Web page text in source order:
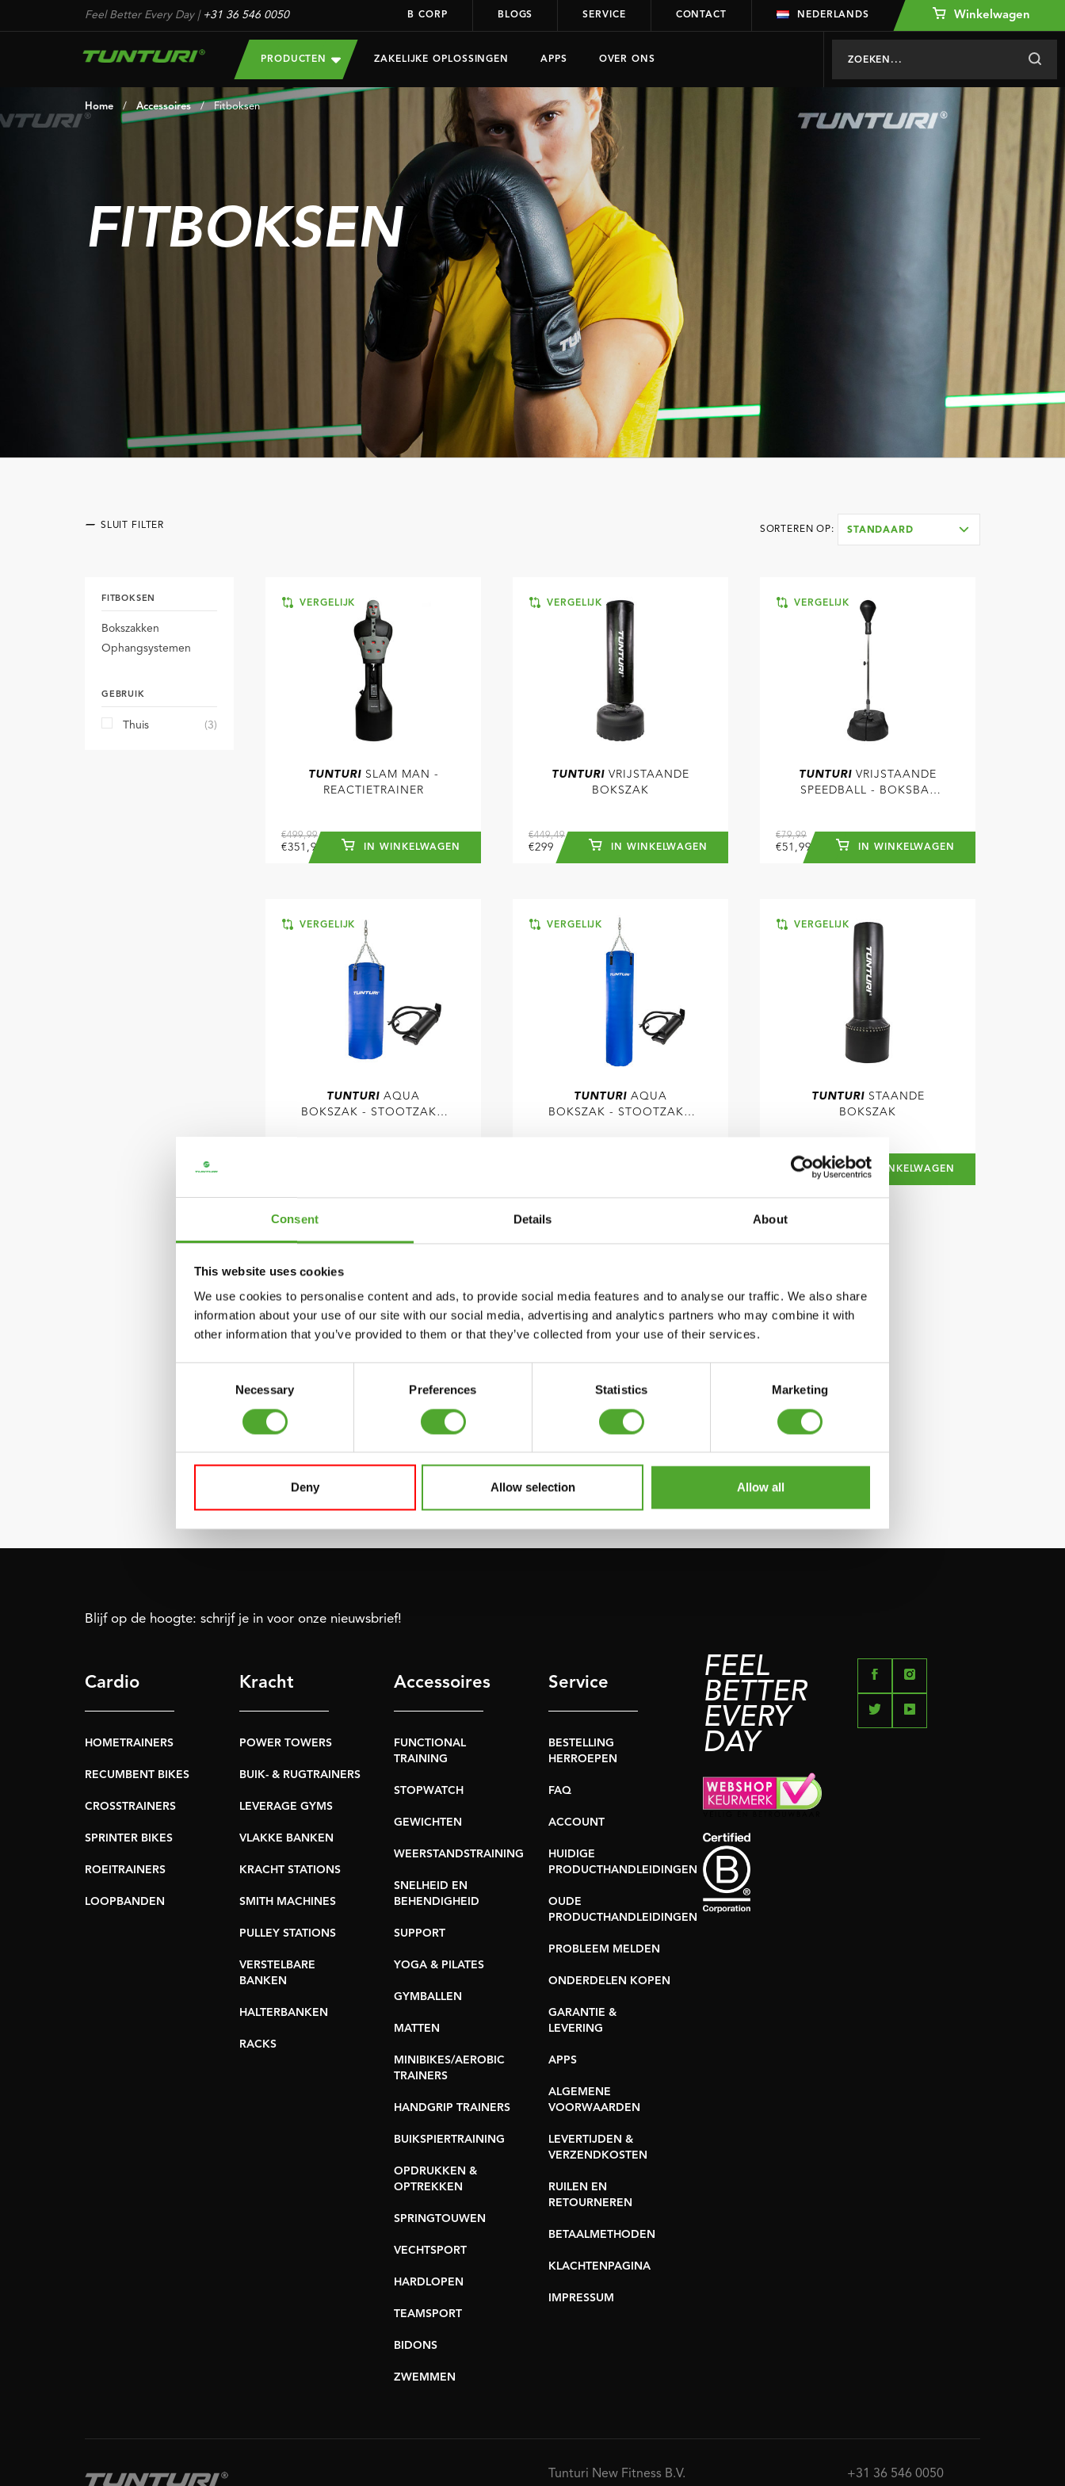
Consent Details About
This website uses cookies
We use cookies to personalise content and ads, to provide social media features and to analyse our traffic. We also share
information about your use of our site with our social media, advertising and analytics partners who may combine it with
other information that you’ve provided to them or that they’ve collected from your use of their services.
Necessary Preferences Statistics Marketing
Deny Allow selection Allow all
Feel Better Every Day| +31 36 546 0050 B CORP BLOGS SERVICE CONTACT NEDERLANDS Winkelwagen
PRODUCTEN ZAKELIJKE OPLOSSINGEN APPS OVER ONS
Home / Accessoires / Fitboksen
FITBOKSEN
SLUIT FILTER SORTEREN OP: STANDAARD
FITBOKSEN
Bokszakken
Ophangsystemen
GEBRUIK
Thuis (3)
VERGELIJK
TUNTURISLAM MAN -
REACTIETRAINER
€499,99
€351,99 IN WINKELWAGEN
VERGELIJK
TUNTURI VRIJSTAANDE
BOKSZAK
€449,49
€299 IN WINKELWAGEN
VERGELIJK
TUNTURI VRIJSTAANDE
SPEEDBALL - BOKSBAL
€79,99
€51,99 IN WINKELWAGEN
VERGELIJK
TUNTURI AQUA
BOKSZAK - STOOTZAK -
VERGELIJK
TUNTURI AQUA
BOKSZAK - STOOTZAK -
VERGELIJK
TUNTURISTAANDE
BOKSZAK
€364,99
€199 IN WINKELWAGEN
VERGELIJK
VRIJSTAANDE
€279,99
Blijf op de hoogte: schrijf je in voor onze nieuwsbrief!
Cardio
HOMETRAINERS
RECUMBENT BIKES
CROSSTRAINERS
SPRINTER BIKES
ROEITRAINERS
LOOPBANDEN
Kracht
POWER TOWERS
BUIK- & RUGTRAINERS
LEVERAGE GYMS
VLAKKE BANKEN
KRACHT STATIONS
SMITH MACHINES
PULLEY STATIONS
VERSTELBARE
BANKEN
HALTERBANKEN
RACKS
Accessoires
FUNCTIONAL
TRAINING
STOPWATCH
GEWICHTEN
WEERSTANDSTRAINING
SNELHEID EN
BEHENDIGHEID
SUPPORT
YOGA & PILATES
GYMBALLEN
MATTEN
MINIBIKES/AEROBIC
TRAINERS
HANDGRIP TRAINERS
BUIKSPIERTRAINING
OPDRUKKEN &
OPTREKKEN
SPRINGTOUWEN
VECHTSPORT
HARDLOPEN
TEAMSPORT
BIDONS
ZWEMMEN
Service
BESTELLING
HERROEPEN
FAQ
ACCOUNT
HUIDIGE
PRODUCTHANDLEIDINGEN
OUDE
PRODUCTHANDLEIDINGEN
PROBLEEM MELDEN
ONDERDELEN KOPEN
GARANTIE &
LEVERING
APPS
ALGEMENE
VOORWAARDEN
LEVERTIJDEN &
VERZENDKOSTEN
RUILEN EN
RETOURNEREN
BETAALMETHODEN
KLACHTENPAGINA
IMPRESSUM
FEEL
BETTER
EVERY
DAY
Tunturi New Fitness B.V. +31 36 546 0050